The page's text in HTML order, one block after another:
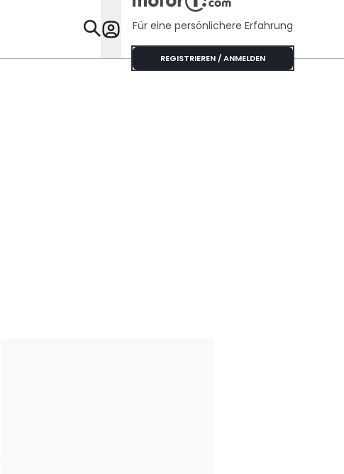
Specials
Für eine persönlichere Erfahrung
REGISTRIEREN / ANMELDEN